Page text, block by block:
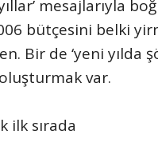
mesajlarıyla
bütçesini belki
Bir de ‘yeni yılda
var.
ilk sırada